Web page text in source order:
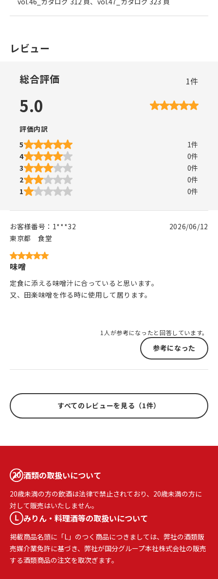
レビュー
総合評価 1件
5.0
評価内訳
5
1件
4
0件
3
0件
2
0件
1
0件
お客様番号： 1***32
東京都
食堂
2026/06/12
味噌
定食に添える味噌汁に合っていると思います。
又、田楽味噌を作る時に使用して居ります。
1人が参考になったと回答しています。
参考になった
すべてのレビューを見る（1件）
酒類の取扱いについて
20歳未満の方の飲酒は法律で禁止されており、20歳未満の方に
対して販売はいたしません。
みりん・料理酒等の取扱いについて
掲載商品名頭に「L」のつく商品につきましては、弊社の酒類販
売媒介業免許に基づき、弊社が国分グループ本社株式会社の販売
する酒類商品の注文を取次ぎます。